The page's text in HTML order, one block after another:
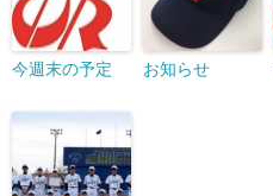
今週末の予定 お知らせ